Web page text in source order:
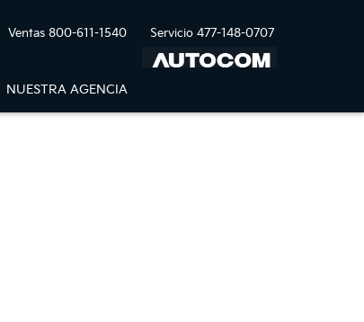
Ventas 800-611-1540 Servicio 477-148-0707
NUESTRA AGENCIA